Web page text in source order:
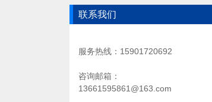
联系我们
服务热线：15901720692
咨询邮箱：
13661595861@163.com